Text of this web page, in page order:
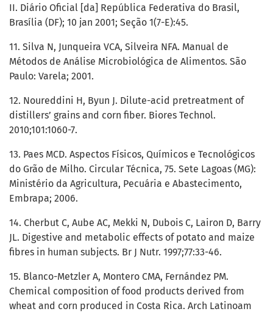
II. Diário Oficial [da] República Federativa do Brasil,
Brasília (DF); 10 jan 2001; Seção 1(7-E):45.
11. Silva N, Junqueira VCA, Silveira NFA. Manual de
Métodos de Análise Microbiológica de Alimentos. São
Paulo: Varela; 2001.
12. Noureddini H, Byun J. Dilute-acid pretreatment of
distillers’ grains and corn fiber. Biores Technol.
2010;101:1060-7.
13. Paes MCD. Aspectos Físicos, Químicos e Tecnológicos
do Grão de Milho. Circular Técnica, 75. Sete Lagoas (MG):
Ministério da Agricultura, Pecuária e Abastecimento,
Embrapa; 2006.
14. Cherbut C, Aube AC, Mekki N, Dubois C, Lairon D, Barry
JL. Digestive and metabolic effects of potato and maize
fibres in human subjects. Br J Nutr. 1997;77:33-46.
15. Blanco-Metzler A, Montero CMA, Fernández PM.
Chemical composition of food products derived from
wheat and corn produced in Costa Rica. Arch Latinoam